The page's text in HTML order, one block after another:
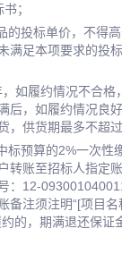
；
的投标单价，不得
满足本项要求的投
如履约情况不合格
后，如履约情况良
，供货期最多不超过
标预算的2%一次性
转账至招标人指定
：12-
备注须注明“[项目
的，期满退还保证